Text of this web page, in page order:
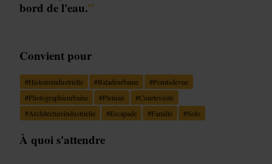
bord de l'eau.”
Convient pour
#Histoireindustrielle #Baladeurbaine #Pointsdevue
#Photographieurbaine #Pleinair #Courtevisite
#Architectureindustrielle #Escapade #Famille #Solo
À quoi s'attendre